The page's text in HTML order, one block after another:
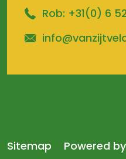
Rob: +31(0) 6
Sitemap Powered by